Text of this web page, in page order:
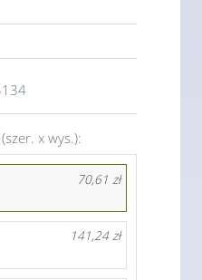
x wys.):
70,61 zł
141,24 zł